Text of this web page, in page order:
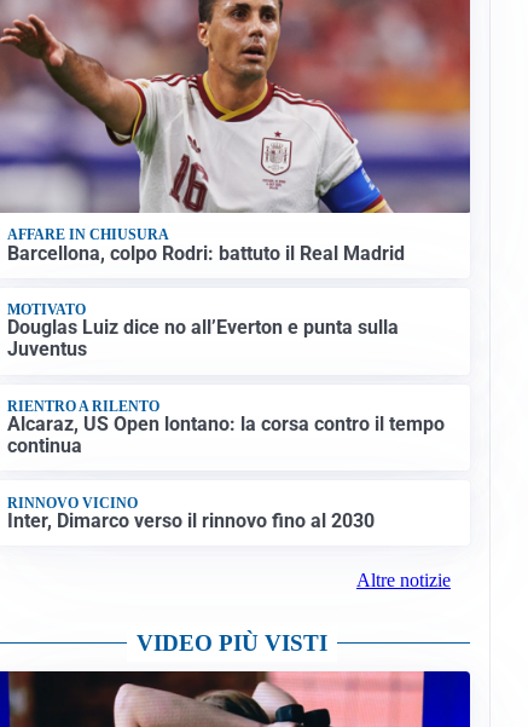
AFFARE IN CHIUSURA
Barcellona, colpo Rodri: battuto il Real Madrid
MOTIVATO
Douglas Luiz dice no all’Everton e punta sulla
Juventus
RIENTRO A RILENTO
Alcaraz, US Open lontano: la corsa contro il tempo
continua
RINNOVO VICINO
Inter, Dimarco verso il rinnovo fino al 2030
Altre notizie
VIDEO PIÙ VISTI